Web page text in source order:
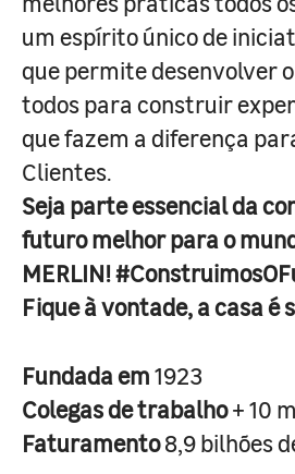
um espírito único de
que permite desenvolver
todos para construir
que fazem a diferença
Clientes.
Seja parte essencial da
futuro melhor para o
MERLIN!
Fique à vontade, a casa é
Fundada em1923
Colegas de trabalho+ 10
Faturamento8,9 bilhões